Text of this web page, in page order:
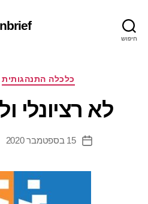
חיפוש
כלכלה התנהגותית
לא רציונלי
תאריך
15 בספטמבר 2020